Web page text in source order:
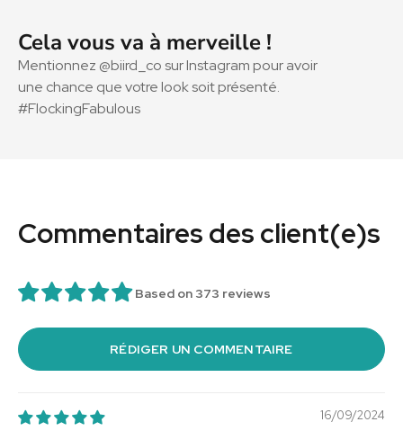
Cela vous va à merveille !
Mentionnez @biird_co sur Instagram pour avoir
une chance que votre look soit présenté.
#FlockingFabulous
Commentaires des client(e)s
Based on 373 reviews
RÉDIGER UN COMMENTAIRE
16/09/2024